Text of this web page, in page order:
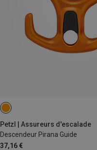
Petzl | Assureurs d'escalade
Descendeur Pirana Guide
37,16 €